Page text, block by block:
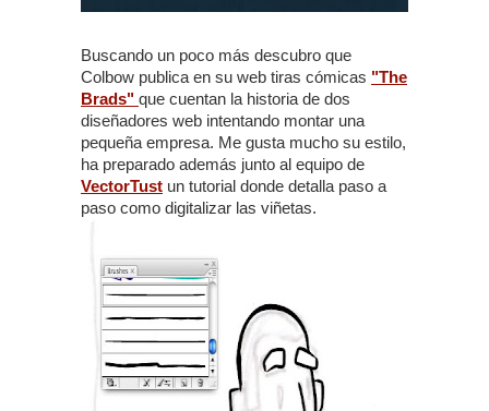
Buscando un poco más descubro que
Colbow publica en su web tiras cómicas "The
Brads" que cuentan la historia de dos
diseñadores web intentando montar una
pequeña empresa. Me gusta mucho su estilo,
ha preparado además junto al equipo de
VectorTust un tutorial donde detalla paso a
paso como digitalizar las viñetas.